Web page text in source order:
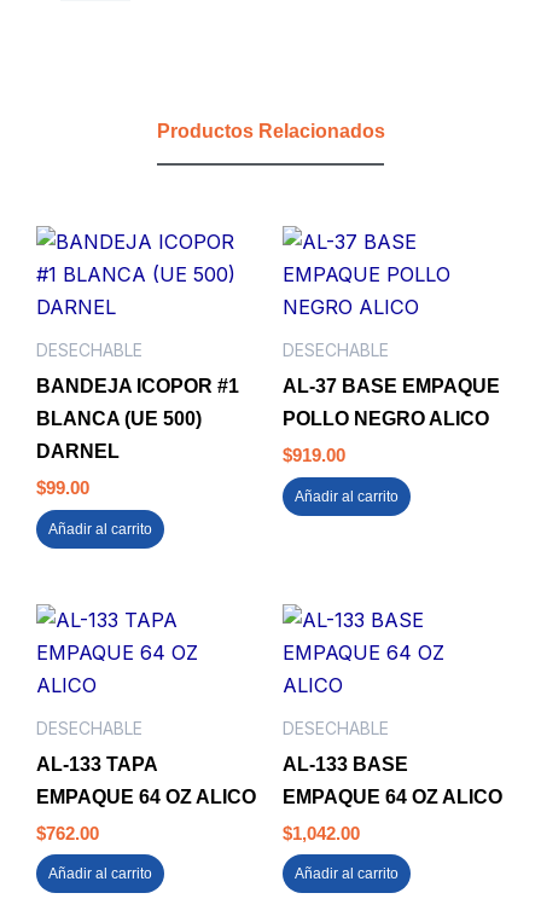
Productos Relacionados
DESECHABLE
BANDEJA ICOPOR #1
BLANCA (UE 500)
DARNEL
$99.00
Añadir al carrito
DESECHABLE
AL-37 BASE EMPAQUE
POLLO NEGRO ALICO
$919.00
Añadir al carrito
DESECHABLE
AL-133 TAPA
EMPAQUE 64 OZ ALICO
$762.00
Añadir al carrito
DESECHABLE
AL-133 BASE
EMPAQUE 64 OZ ALICO
$1,042.00
Añadir al carrito